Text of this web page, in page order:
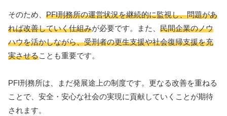
そのため、 PFI刑務所の運営状況を継続的に監視し、問題があ
れば改善していく仕組みが必要です。また、 民間企業のノウ
ハウを活かしながら、受刑者の更生支援や社会復帰支援を充
実させることも重要です。
PFI刑務所は、まだ発展途上の制度です。更なる改善を重ねる
ことで、安全・安心な社会の実現に貢献していくことが期待
されます。